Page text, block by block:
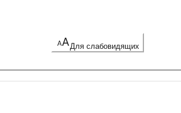
Для слабовидящих